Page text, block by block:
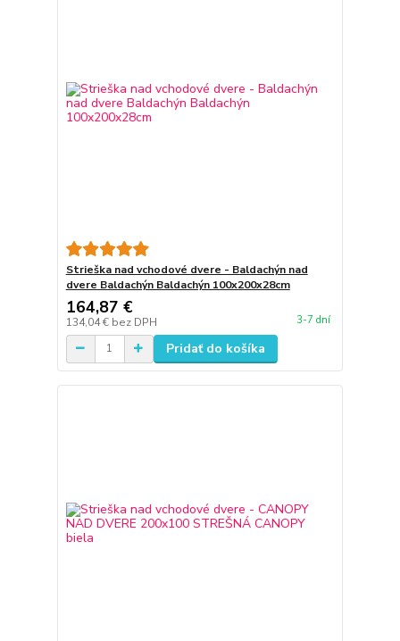
Strieška nad vchodové dvere - Baldachýn nad
dvere Baldachýn Baldachýn 100x200x28cm
164,87 €
134,04 € bez DPH 3-7 dní
Pridať do košíka